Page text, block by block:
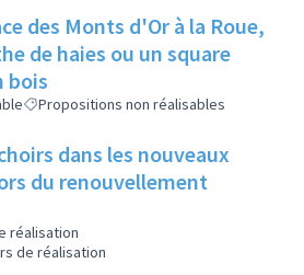
des Monts d'Or à la Roue,
de haies ou un square
bois
Propositions non réalisables
du renouvellement
réalisation
de réalisation